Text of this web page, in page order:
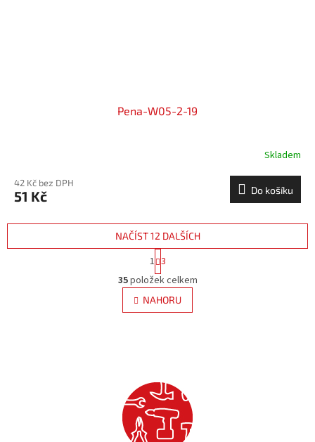
Pena-W05-2-19
Skladem
42 Kč bez DPH
51 Kč Do košíku
O
v
l
á
p
r
v
k
y
NAČÍST 12 DALŠÍCH
S
t
r
á
n
k
1 3
35položek celkem
NAHORU